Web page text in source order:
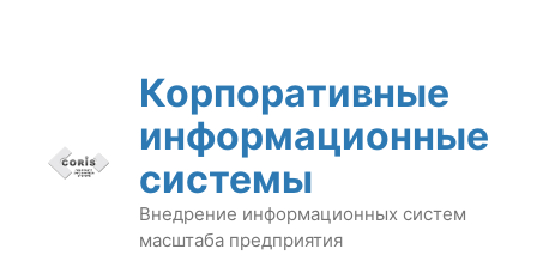
Корпоративные
информационные
системы
Внедрение информационных систем
масштаба предприятия